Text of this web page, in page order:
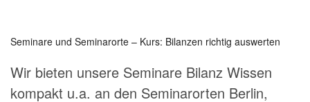
Seminare und Seminarorte – Kurs: Bilanzen richtig auswerten
Wir bieten unsere Seminare Bilanz Wissen
kompakt u.a. an den Seminarorten Berlin,